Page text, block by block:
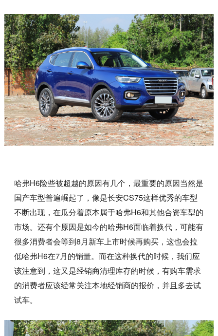
哈弗H6险些被超越的原因有几个，最重要的原因当然是
国产车型普遍崛起了，像是长安CS75这样优秀的车型
不断出现，在瓜分着原本属于哈弗H6和其他合资车型的
市场。还有个原因是如今的哈弗H6面临着换代，可能有
很多消费者会等到8月新车上市时候再购买，这也会拉
低哈弗H6在7月的销量。而在这种换代的时候，我们应
该注意到，这又是经销商清理库存的时候，有购车需求
的消费者应该经常关注本地经销商的报价，并且多去试
试车。